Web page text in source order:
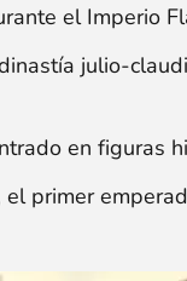
el Imperio
julio-
en figuras
primer